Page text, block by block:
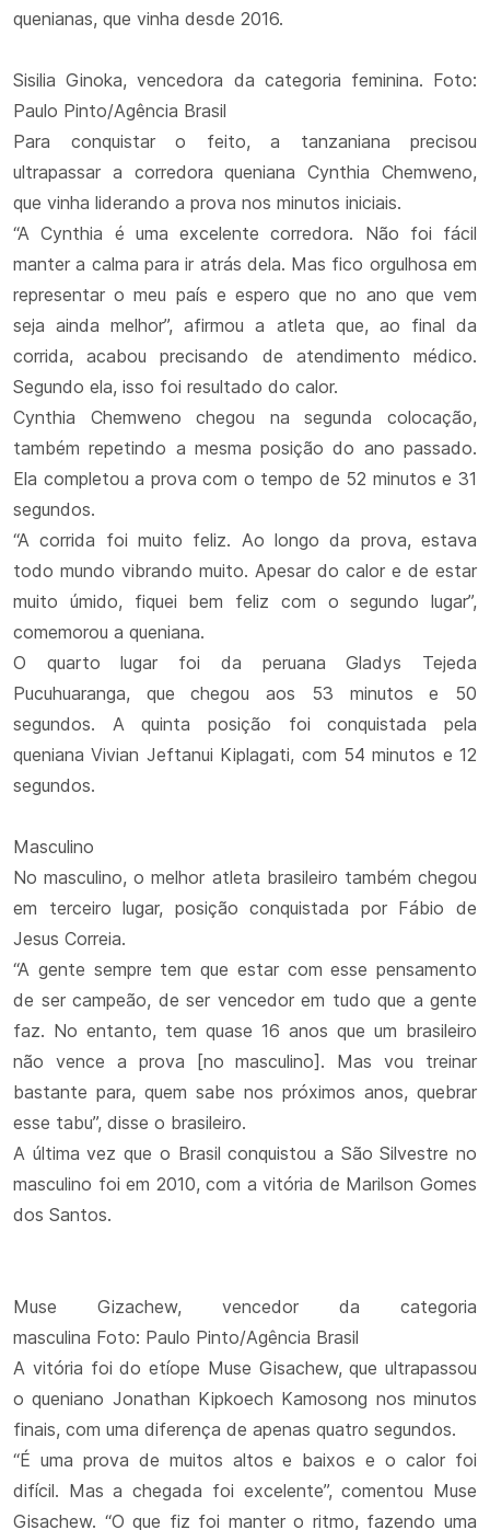
quenianas, que vinha desde 2016.
Sisilia Ginoka, vencedora da categoria feminina. Foto:
Paulo Pinto/Agência Brasil
Para conquistar o feito, a tanzaniana precisou
ultrapassar a corredora queniana Cynthia Chemweno,
que vinha liderando a prova nos minutos iniciais.
“A Cynthia é uma excelente corredora. Não foi fácil
manter a calma para ir atrás dela. Mas fico orgulhosa em
representar o meu país e espero que no ano que vem
seja ainda melhor”, afirmou a atleta que, ao final da
corrida, acabou precisando de atendimento médico.
Segundo ela, isso foi resultado do calor.
Cynthia Chemweno chegou na segunda colocação,
também repetindo a mesma posição do ano passado.
Ela completou a prova com o tempo de 52 minutos e 31
segundos.
“A corrida foi muito feliz. Ao longo da prova, estava
todo mundo vibrando muito. Apesar do calor e de estar
muito úmido, fiquei bem feliz com o segundo lugar”,
comemorou a queniana.
O quarto lugar foi da peruana Gladys Tejeda
Pucuhuaranga, que chegou aos 53 minutos e 50
segundos. A quinta posição foi conquistada pela
queniana Vivian Jeftanui Kiplagati, com 54 minutos e 12
segundos.
Masculino
No masculino, o melhor atleta brasileiro também chegou
em terceiro lugar, posição conquistada por Fábio de
Jesus Correia.
“A gente sempre tem que estar com esse pensamento
de ser campeão, de ser vencedor em tudo que a gente
faz. No entanto, tem quase 16 anos que um brasileiro
não vence a prova [no masculino]. Mas vou treinar
bastante para, quem sabe nos próximos anos, quebrar
esse tabu”, disse o brasileiro.
A última vez que o Brasil conquistou a São Silvestre no
masculino foi em 2010, com a vitória de Marilson Gomes
dos Santos.
Muse Gizachew, vencedor da categoria
masculina Foto: Paulo Pinto/Agência Brasil
A vitória foi do etíope Muse Gisachew, que ultrapassou
o queniano Jonathan Kipkoech Kamosong nos minutos
finais, com uma diferença de apenas quatro segundos.
“É uma prova de muitos altos e baixos e o calor foi
difícil. Mas a chegada foi excelente”, comentou Muse
Gisachew. “O que fiz foi manter o ritmo, fazendo uma